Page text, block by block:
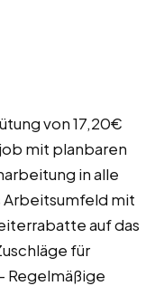
von 17,20€
mit planbaren
in alle
Arbeitsumfeld mit
auf das
für
Regelmäßige